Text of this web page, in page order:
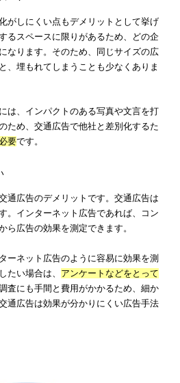
宣伝が可能な交通広告ですが、いく
果的な利用法ばかり検討をしても、
た宣伝効果が上がらないこともありま
ために、これから紹介する4つのデメ
利用方法を検討してください。
い